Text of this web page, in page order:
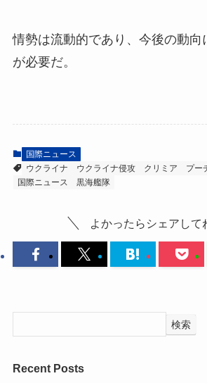
情勢は流動的であり、今後の動向
が必要だ。
国際ニュース
ウクライナ
ウクライナ侵攻 クリミア プー
国際ニュース
黒海艦隊
よかったらシェアして
検索
Recent Posts